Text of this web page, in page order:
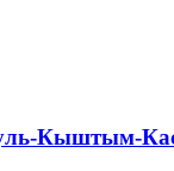
Кыштым-